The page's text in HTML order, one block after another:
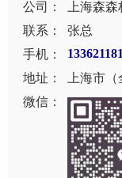
公司：
上海森森
联系：
张总
手机：
地址：
上海市（
微信：